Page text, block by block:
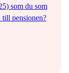
som du som
till pensionen?